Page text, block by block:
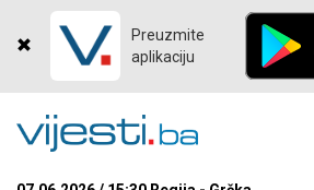
Preuzmite
aplikaciju